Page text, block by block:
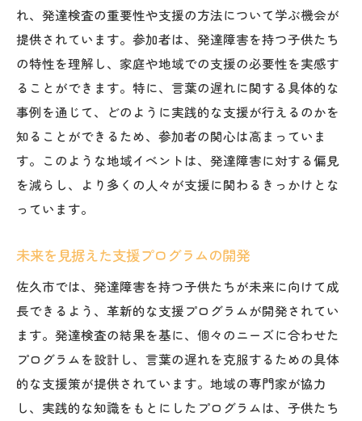
れ、発達検査の重要性や支援の方法について学ぶ機会が
提供されています。参加者は、発達障害を持つ子供たち
の特性を理解し、家庭や地域での支援の必要性を実感す
ることができます。特に、言葉の遅れに関する具体的な
事例を通じて、どのように実践的な支援が行えるのかを
知ることができるため、参加者の関心は高まっていま
す。このような地域イベントは、発達障害に対する偏見
を減らし、より多くの人々が支援に関わるきっかけとな
っています。
未来を見据えた支援プログラムの開発
佐久市では、発達障害を持つ子供たちが未来に向けて成
長できるよう、革新的な支援プログラムが開発されてい
ます。発達検査の結果を基に、個々のニーズに合わせた
プログラムを設計し、言葉の遅れを克服するための具体
的な支援策が提供されています。地域の専門家が協力
し、実践的な知識をもとにしたプログラムは、子供たち